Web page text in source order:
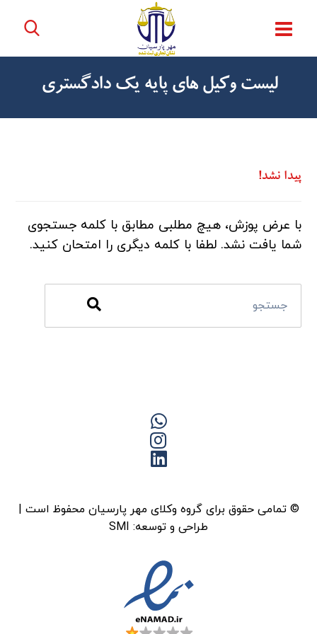
لیست وکیل های پایه یک دادگستری
پیدا نشد!
با عرض پوزش، هیچ مطلبی مطابق با کلمه جستجوی
شما یافت نشد. لطفا با کلمه دیگری را امتحان کنید.
© تمامی حقوق برای گروه وکلای مهر پارسیان محفوظ است |
طراحی و توسعه: SMI